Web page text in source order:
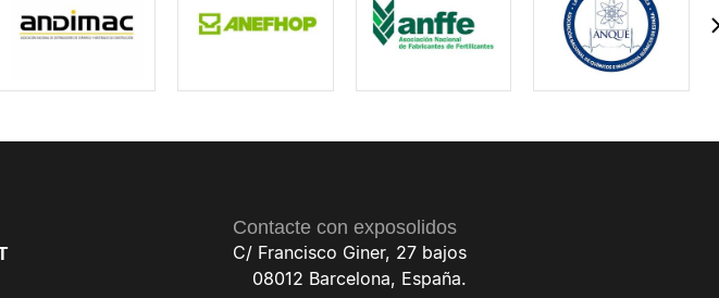
Contacte con exposolidos
C/ Francisco Giner, 27 bajos
08012 Barcelona, España.